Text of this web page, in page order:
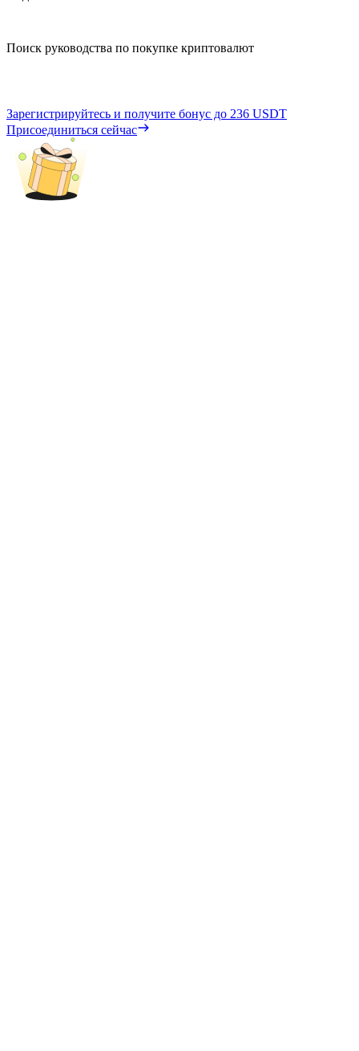
Поиск руководства по покупке криптовалют
Зарегистрируйтесь и получите бонус до 236 USDT
Присоединиться сейчас